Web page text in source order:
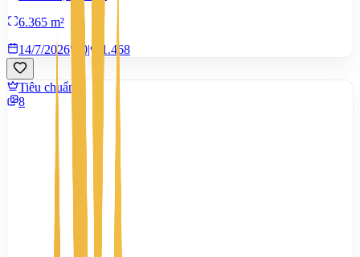
6.365 m²
14/7/2026
0| 1.468
Tiêu chuẩn
8